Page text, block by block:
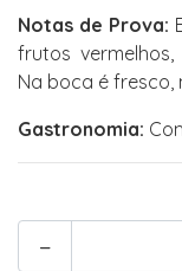
Notas de Prova:
frutos
Na boca é fresco,
Gastronomia:
-